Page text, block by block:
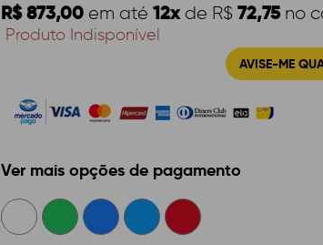
R$ 873,00 em até 12xde R$ 72,75 no
AVISE-ME
Produto Indisponível
Ver mais opções de pagamento